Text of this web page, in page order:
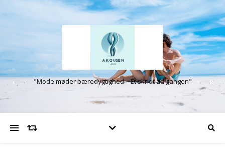
"Mode møder bæredygtighed – Ét skridt ad gangen"